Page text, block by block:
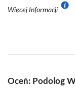
Więcej Informacji
Oceń: Podolog